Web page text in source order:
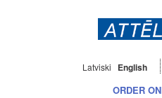
Latviski English
ORDER